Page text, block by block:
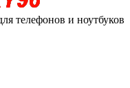
телефонов и ноутбуков